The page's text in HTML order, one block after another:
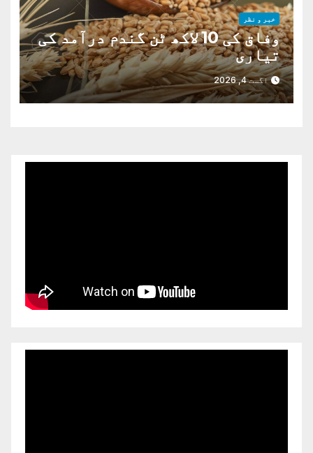
خبر و نظر
وفاق کی 10 لاکھ ٹن گندم درآمد کی
تیاری
اگست 4, 2026